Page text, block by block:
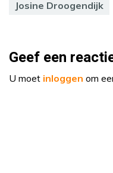
Josine Droogendijk
Geef een
U moet inloggen om